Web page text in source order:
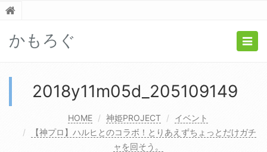
かもろぐ
2018y11m05d_205109149
HOME 神姫PROJECT
イベント
【神プロ】ハルヒとのコラボ！とりあえずちょっとだけガチ
ャを回そう。